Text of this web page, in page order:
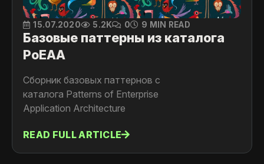
15.07.2020 5.2K 0 9 MIN READ
Базовые паттерны из каталога
PoEAA
Сборник базовых паттернов с
каталога Patterns of Enterprise
Application Architecture
READ FULL ARTICLE